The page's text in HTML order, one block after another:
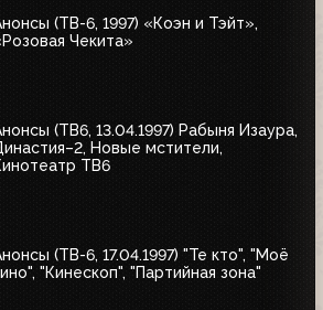
(ТВ-6, 1997) «Коэн и Тэйт»,
Чекита»
(ТВ6, 13.04.1997) Рабыня Изаура,
Новые мстители,
ТВ6
(ТВ-6, 17.04.1997) "Те кто", "Моё
"Кинескоп", "Партийная зона"